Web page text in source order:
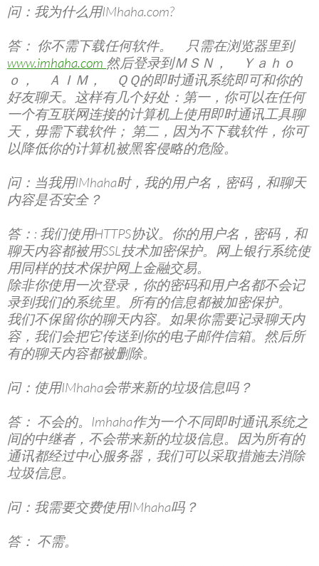
问：我为什么用IMhaha.com?
答： 你不需下载任何软件。 只需在浏览器里到
www.imhaha.com 然后登录到ＭＳＮ， Ｙａｈｏ
ｏ， ＡＩＭ， ＱＱ的即时通讯系统即可和你的
好友聊天。这样有几个好处：第一，你可以在任何
一个有互联网连接的计算机上使用即时通讯工具聊
天，毋需下载软件； 第二，因为不下载软件，你可
以降低你的计算机被黑客侵略的危险。
问：当我用IMhaha时，我的用户名，密码，和聊天
内容是否安全？
答：: 我们使用HTTPS协议。你的用户名，密码，和
聊天内容都被用SSL技术加密保护。网上银行系统使
用同样的技术保护网上金融交易。
除非你使用一次登录，你的密码和用户名都不会记
录到我们的系统里。所有的信息都被加密保护。
我们不保留你的聊天内容。如果你需要记录聊天内
容，我们会把它传送到你的电子邮件信箱。然后所
有的聊天内容都被删除。
问：使用IMhaha会带来新的垃圾信息吗？
答： 不会的。Imhaha作为一个不同即时通讯系统之
间的中继者，不会带来新的垃圾信息。因为所有的
通讯都经过中心服务器，我们可以采取措施去消除
垃圾信息。
问：我需要交费使用IMhaha吗？
答： 不需。